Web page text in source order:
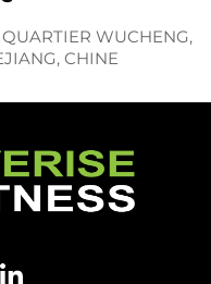
WUCHENG,
CHINE